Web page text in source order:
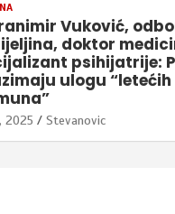
Vuković,
doktor
psihijatrije:
ulogu “letećih
2025 Stevanovic